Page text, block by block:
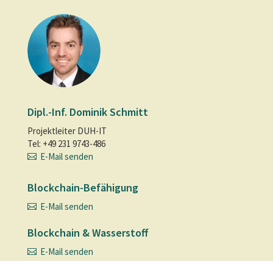
Dipl.-Inf. Dominik Schmitt
Projektleiter DUH-IT
Tel: +49 231 9743-486
E-Mail senden
Blockchain-Befähigung
E-Mail senden
Blockchain & Wasserstoff
E-Mail senden